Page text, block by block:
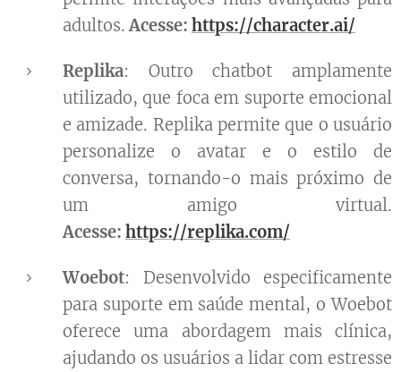
adultos.Acesse: https://character.ai/
Replika: Outro chatbot amplamente
utilizado, que foca em suporte emocional
e amizade. Replika permite que o usuário
personalize o avatar e o estilo de
conversa, tornando-o mais próximo de
um amigo virtual.
Acesse: https://replika.com/
Woebot: Desenvolvido especificamente
para suporte em saúde mental, o Woebot
oferece uma abordagem mais clínica,
ajudando os usuários a lidar com estresse